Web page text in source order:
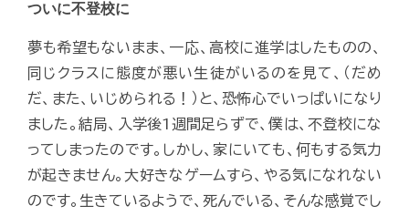
ついに不登校に
夢も希望もないまま、一応、高校に進学はしたものの、
同じクラスに態度が悪い生徒がいるのを見て、（だめ
だ、また、いじめられる！）と、恐怖心でいっぱいになり
ました。結局、入学後1週間足らずで、僕は、不登校にな
ってしまったのです。しかし、家にいても、何もする気力
が起きません。大好きなゲームすら、やる気になれない
のです。生きているようで、死んでいる、そんな感覚でし